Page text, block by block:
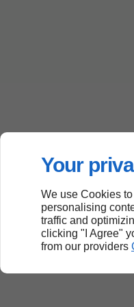
Your
We use Cookies
personalising
traffic and
clicking "I Agree"
from our providers